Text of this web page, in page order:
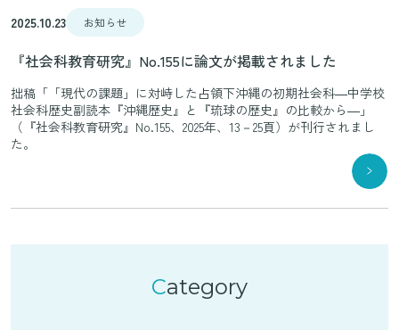
2025.10.23 お知らせ
『社会科教育研究』No.155に論文が掲載されました
拙稿「「現代の課題」に対峙した占領下沖縄の初期社会科―中学校
社会科歴史副読本『沖縄歴史』と『琉球の歴史』の比較から―」
（『社会科教育研究』No.155、2025年、13－25頁）が刊行されまし
た。
Category